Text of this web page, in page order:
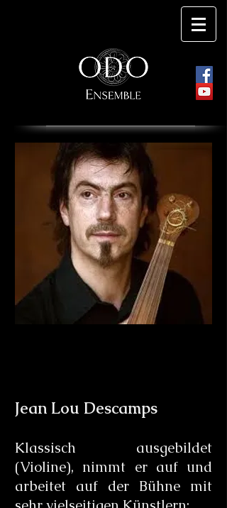
Jean Lou Descamps
Klassisch ausgebildet
(Violine), nimmt er auf und
arbeitet auf der Bühne mit